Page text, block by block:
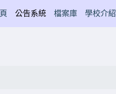
(current)
公告系統 檔案庫 學校介紹